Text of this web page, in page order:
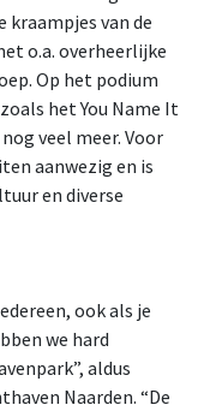
van de
o.a. overheerlijke
Op het podium
het You Name It
veel meer. Voor
aanwezig en is
en diverse
ook als je
we hard
aldus
Naarden. “De